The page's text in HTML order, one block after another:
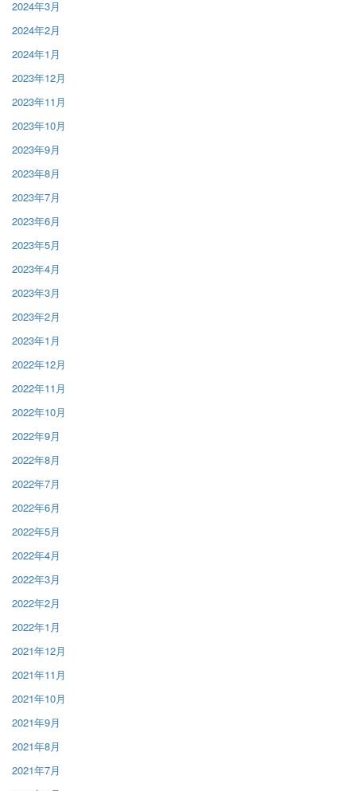
2024年3月
2024年2月
2024年1月
2023年12月
2023年11月
2023年10月
2023年9月
2023年8月
2023年7月
2023年6月
2023年5月
2023年4月
2023年3月
2023年2月
2023年1月
2022年12月
2022年11月
2022年10月
2022年9月
2022年8月
2022年7月
2022年6月
2022年5月
2022年4月
2022年3月
2022年2月
2022年1月
2021年12月
2021年11月
2021年10月
2021年9月
2021年8月
2021年7月